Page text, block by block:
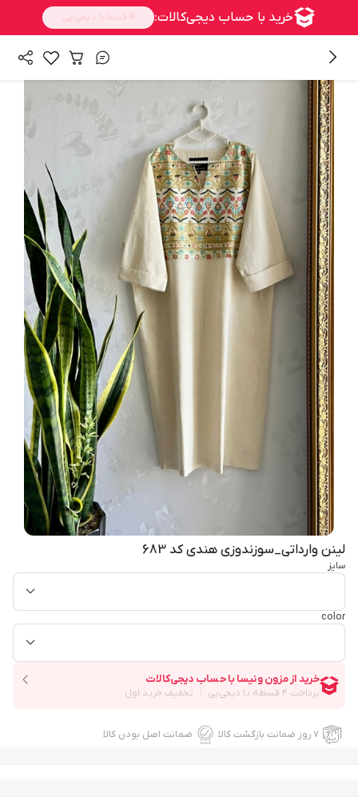
لینن وارداتی_سوزندوزی هندی کد 683
سایز
color
۷ روز ضمانت بازگشت کالا ضمانت اصل بودن کالا